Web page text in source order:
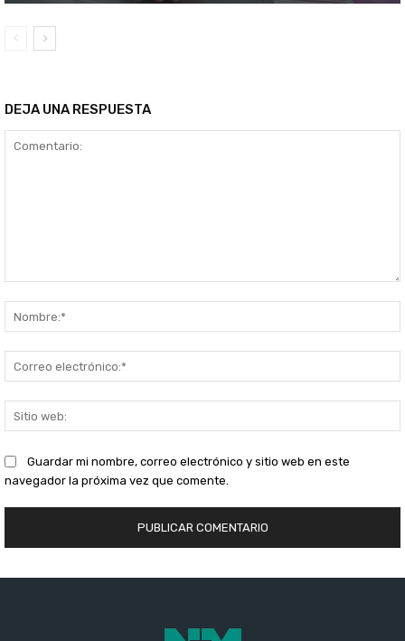
DEJA UNA RESPUESTA
Guardar mi nombre, correo electrónico y sitio web en este
navegador la próxima vez que comente.